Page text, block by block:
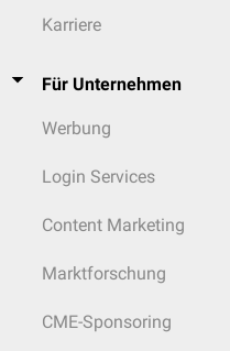
Karriere
Für Unternehmen
Werbung
Login Services
Content Marketing
Marktforschung
CME-Sponsoring